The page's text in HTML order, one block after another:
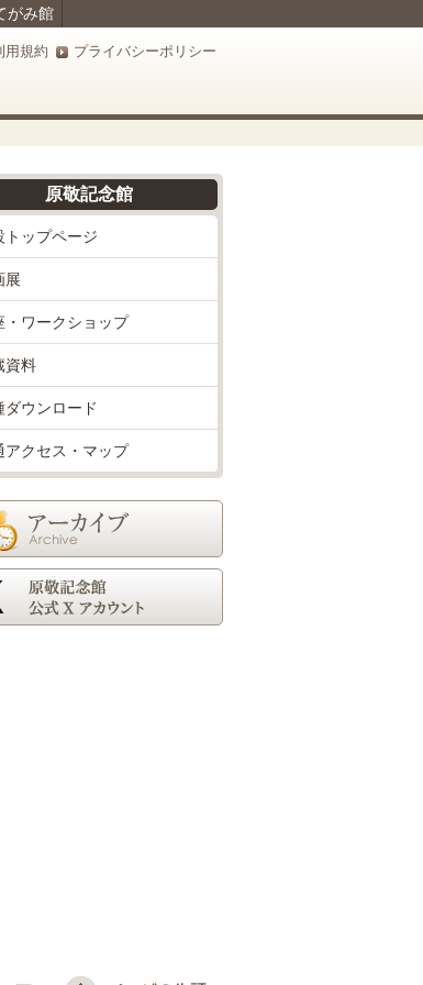
がみ館
プライバシーポリシー
用規約
原敬記念館
トップページ
展
・ワークショップ
資料
ダウンロード
アクセス・マップ